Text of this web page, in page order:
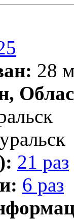
28
21 раз
6 раз